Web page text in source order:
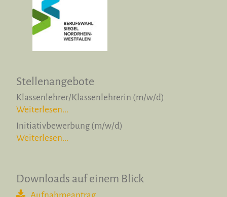
Stellenangebote
Klassenlehrer/Klassenlehrerin (m/w/d)
Weiterlesen...
Initiativbewerbung (m/w/d)
Weiterlesen...
Downloads auf einem Blick